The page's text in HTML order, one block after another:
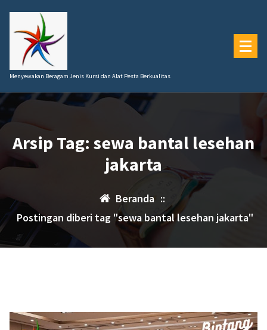
konten
Menyewakan Beragam Jenis Kursi dan Alat Pesta Berkualitas
Arsip Tag: sewa bantal lesehan
jakarta
Beranda ::
Postingan diberi tag "sewa bantal lesehan jakarta"